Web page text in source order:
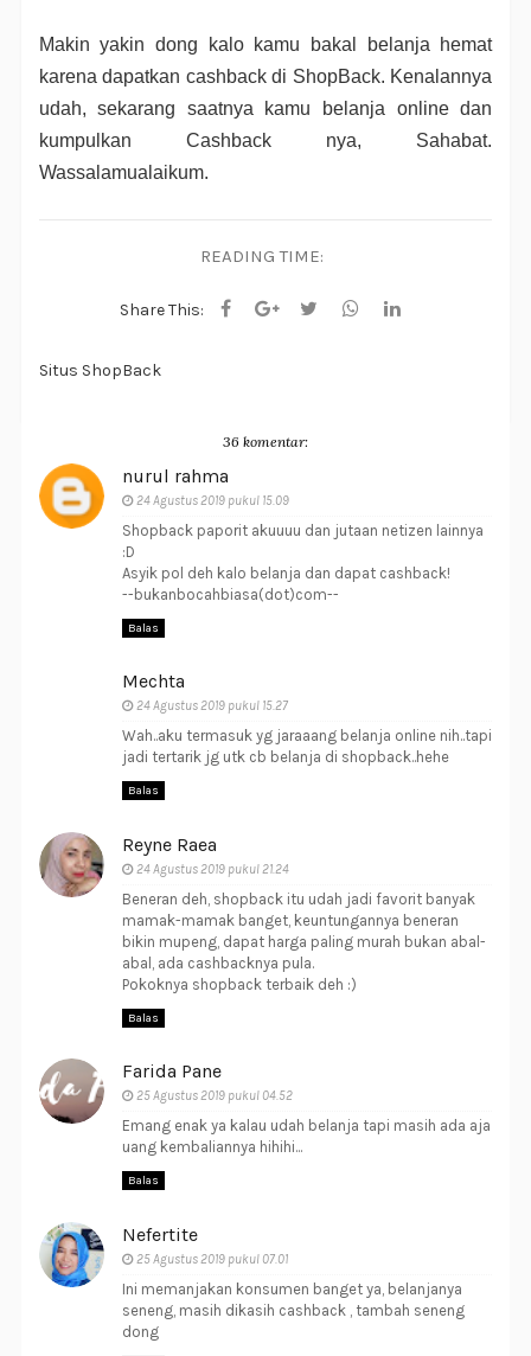
Makin yakin dong kalo kamu bakal belanja hemat
karena dapatkan cashback di ShopBack. Kenalannya
udah, sekarang saatnya kamu belanja online dan
kumpulkan Cashback nya, Sahabat.
Wassalamualaikum.
READING TIME:
Share This:
Situs ShopBack
36 komentar:
nurul rahma
24 Agustus 2019 pukul 15.09
Shopback paporit akuuuu dan jutaan netizen lainnya
:D
Asyik pol deh kalo belanja dan dapat cashback!
--bukanbocahbiasa(dot)com--
Balas
Mechta
24 Agustus 2019 pukul 15.27
Wah..aku termasuk yg jaraaang belanja online nih..tapi
jadi tertarik jg utk cb belanja di shopback..hehe
Balas
Reyne Raea
24 Agustus 2019 pukul 21.24
Beneran deh, shopback itu udah jadi favorit banyak
mamak-mamak banget, keuntungannya beneran
bikin mupeng, dapat harga paling murah bukan abal-
abal, ada cashbacknya pula.
Pokoknya shopback terbaik deh :)
Balas
Farida Pane
25 Agustus 2019 pukul 04.52
Emang enak ya kalau udah belanja tapi masih ada aja
uang kembaliannya hihihi...
Balas
Nefertite
25 Agustus 2019 pukul 07.01
Ini memanjakan konsumen banget ya, belanjanya
seneng, masih dikasih cashback , tambah seneng
dong